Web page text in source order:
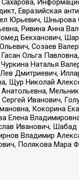
Евразийская
Юрьевич, Шнырова
Ривина Анна
Бекханович,
Созаев
Ольга
Наталья
Дмитриевич,
Щур Николай
Иванович,
Кокорина
Елена
Иванович,
Владимир
Полякова Мара